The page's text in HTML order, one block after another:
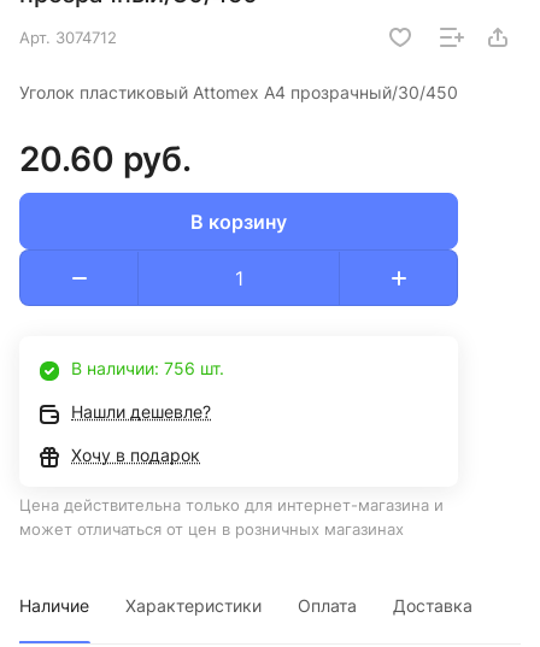
Арт. 3074712
Уголок пластиковый Attomex А4 прозрачный/30/450
20.60 руб.
В корзину
В наличии: 756 шт.
Нашли дешевле?
Хочу в подарок
Цена действительна только для интернет-магазина и
может отличаться от цен в розничных магазинах
Наличие Характеристики Оплата Доставка